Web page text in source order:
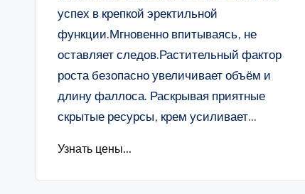
успех в крепкой эректильной
функции.Мгновенно впитываясь, не
оставляет следов.Растительный фактор
роста безопасно увеличивает объём и
длину фаллоса. Раскрывая приятные
скрытые ресурсы, крем усиливает...
Узнать цены...